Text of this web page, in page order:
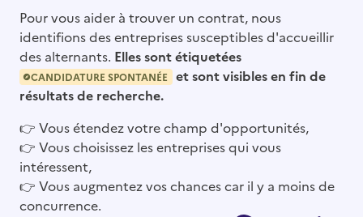
Pour vous aider à trouver un contrat, nous
identifions des entreprises susceptibles d'accueillir
des alternants. Elles sont étiquetées
CANDIDATURE SPONTANÉE
et sont visibles en fin de
résultats de recherche.
👉 Vous étendez votre champ d'opportunités,
👉 Vous choisissez les entreprises qui vous
intéressent,
👉 Vous augmentez vos chances car il y a moins de
concurrence.